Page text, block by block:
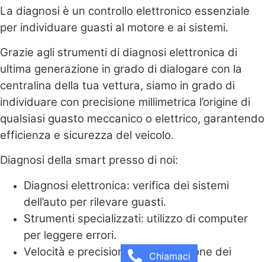
La diagnosi è un controllo elettronico essenziale
per individuare guasti al motore e ai sistemi.
Grazie agli strumenti di diagnosi elettronica di
ultima generazione in grado di dialogare con la
centralina della tua vettura, siamo in grado di
individuare con precisione millimetrica l’origine di
qualsiasi guasto meccanico o elettrico, garantendo
efficienza e sicurezza del veicolo.
Diagnosi della smart presso di noi:
Diagnosi elettronica: verifica dei sistemi
dell’auto per rilevare guasti.
Strumenti specializzati: utilizzo di computer
per leggere errori.
Velocità e precisione: identificazione dei
Chiamaci